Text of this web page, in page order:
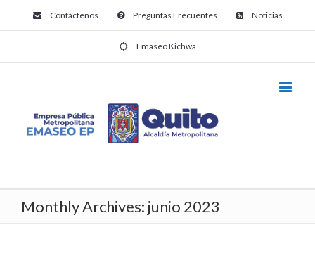
Contáctenos Preguntas Frecuentes Noticias
Emaseo Kichwa
Monthly Archives: junio 2023